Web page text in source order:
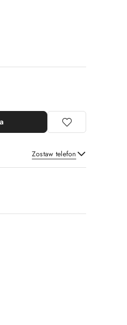
Zostaw telefon
Wyślij